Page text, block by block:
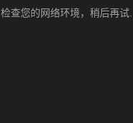
检查您的网络环境，稍后再试...